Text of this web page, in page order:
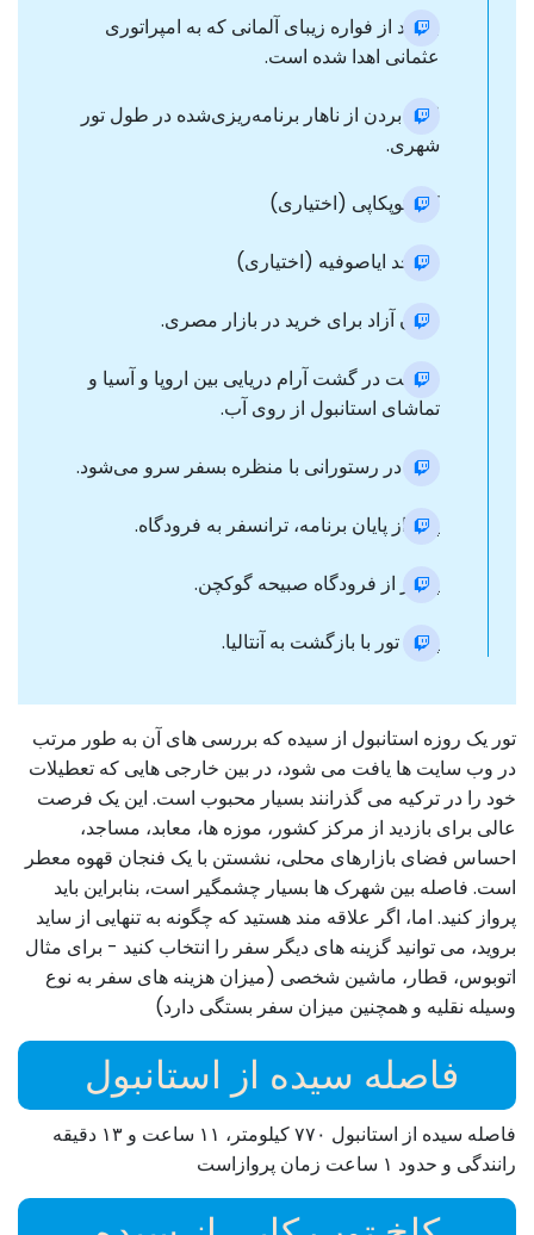
بازدید از فواره زیبای آلمانی که به امپراتوری
عثمانی اهدا شده است.
لذت بردن از ناهار برنامه‌ریزی‌شده در طول تور
شهری.
کاخ توپکاپی (اختیاری)
مسجد ایاصوفیه (اختیاری)
زمان آزاد برای خرید در بازار مصری.
شرکت در گشت آرام دریایی بین اروپا و آسیا و
تماشای استانبول از روی آب.
شام در رستورانی با منظره بسفر سرو می‌شود.
پس از پایان برنامه، ترانسفر به فرودگاه.
پرواز از فرودگاه صبیحه گوکچن.
پایان تور با بازگشت به آنتالیا.
تور یک روزه استانبول از سیده که بررسی های آن به طور مرتب
در وب سایت ها یافت می شود، در بین خارجی هایی که تعطیلات
خود را در ترکیه می گذرانند بسیار محبوب است. این یک فرصت
عالی برای بازدید از مرکز کشور، موزه ها، معابد، مساجد،
احساس فضای بازارهای محلی، نشستن با یک فنجان قهوه معطر
است. فاصله بین شهرک ها بسیار چشمگیر است، بنابراین باید
پرواز کنید. اما، اگر علاقه مند هستید که چگونه به تنهایی از ساید
بروید، می توانید گزینه های دیگر سفر را انتخاب کنید - برای مثال
اتوبوس، قطار، ماشین شخصی (میزان هزینه های سفر به نوع
وسیله نقلیه و همچنین میزان سفر بستگی دارد)
فاصله سیده از استانبول
فاصله سیده از استانبول ۷۷۰ کیلومتر، ۱۱ ساعت و ۱۳ دقیقه
رانندگی و حدود ۱ ساعت زمان پروازاست